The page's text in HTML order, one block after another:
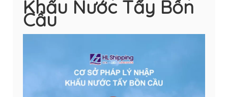
Khẩu Nước Tẩy Bồn
Cầu